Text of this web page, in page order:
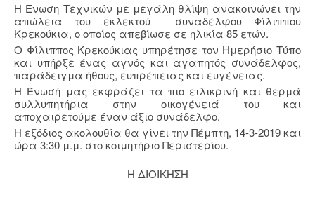
Η Ένωση Τεχνικών με μεγάλη θλίψη ανακοινώνει την
απώλεια του εκλεκτού συναδέλφου Φίλιππου
Κρεκούκια, ο οποίος απεβίωσε σε ηλικία 85 ετών.
Ο Φίλιππος Κρεκούκιας υπηρέτησε τον Ημερήσιο Τύπο
και υπήρξε ένας αγνός και αγαπητός συνάδελφος,
παράδειγμα ήθους, ευπρέπειας και ευγένειας.
Η Ένωσή μας εκφράζει τα πιο ειλικρινή και θερμά
συλλυπητήρια στην οικογένειά του και
αποχαιρετούμε έναν άξιο συνάδελφο.
Η εξόδιος ακολουθία θα γίνει την Πέμπτη, 14-3-2019 και
ώρα 3:30 μ.μ. στο κοιμητήριο Περιστερίου.
Η ΔΙΟΙΚΗΣΗ